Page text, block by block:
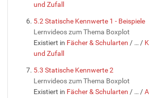
und Zufall
5.2 Statische Kennwerte 1 - Beispiele
Lernvideos zum Thema Boxplot
Existiert in Fächer & Schularten / … /
und Zufall
5.3 Statische Kennwerte 2
Lernvideos zum Thema Boxplot
Existiert in Fächer & Schularten / … /